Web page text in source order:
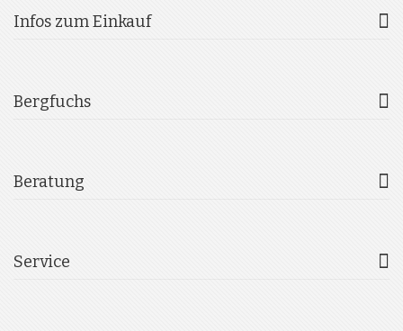
Infos zum Einkauf
Bergfuchs
Beratung
Service